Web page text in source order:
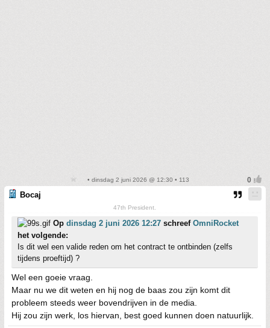
• dinsdag 2 juni 2026 @ 12:30 • 113
Bocaj
47th President.
Op dinsdag 2 juni 2026 12:27 schreef OmniRocket
het volgende:
Is dit wel een valide reden om het contract te ontbinden (zelfs
tijdens proeftijd) ?
Wel een goeie vraag.
Maar nu we dit weten en hij nog de baas zou zijn komt dit
probleem steeds weer bovendrijven in de media.
Hij zou zijn werk, los hiervan, best goed kunnen doen natuurlijk.